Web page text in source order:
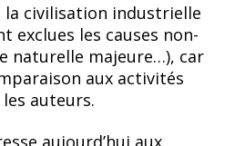
la civilisation industrielle
exclues les causes non-
naturelle majeure…), car
aux activités
auteurs.
aujourd’hui aux